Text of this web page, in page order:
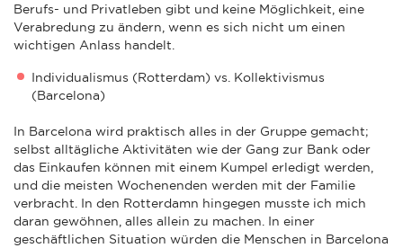
Berufs- und Privatleben gibt und keine Möglichkeit, eine
Verabredung zu ändern, wenn es sich nicht um einen
wichtigen Anlass handelt.
Individualismus (Rotterdam) vs. Kollektivismus
(Barcelona)
In Barcelona wird praktisch alles in der Gruppe gemacht;
selbst alltägliche Aktivitäten wie der Gang zur Bank oder
das Einkaufen können mit einem Kumpel erledigt werden,
und die meisten Wochenenden werden mit der Familie
verbracht. In den Rotterdamn hingegen musste ich mich
daran gewöhnen, alles allein zu machen. In einer
geschäftlichen Situation würden die Menschen in Barcelona